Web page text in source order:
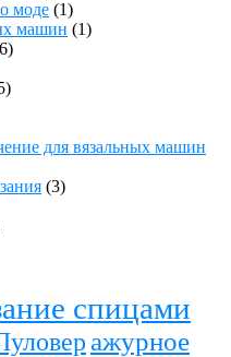
моде (1)
машин (1)
для вязальных машин
(3)
спицами
ажурное